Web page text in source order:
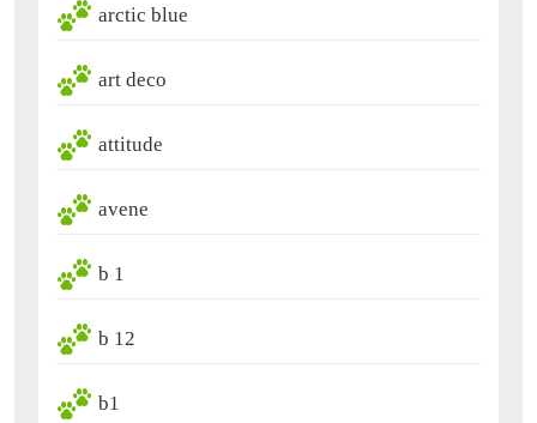
arctic blue
art deco
attitude
avene
b 1
b 12
b1